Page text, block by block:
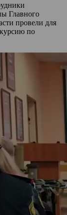
Главного
провели для
по